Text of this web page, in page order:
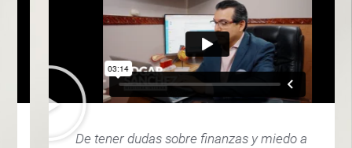
De tener dudas sobre finanzas y miedo a